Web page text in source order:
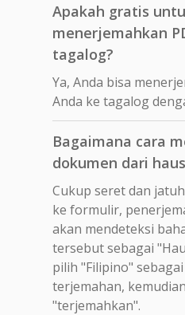
Apakah gratis
menerjemahkan
tagalog?
Ya, Anda bisa
Anda ke tagalog
Bagaimana cara
dokumen dari
Cukup seret dan
ke formulir,
akan mendeteksi
tersebut sebagai
pilih "Filipino"
terjemahan,
"terjemahkan".